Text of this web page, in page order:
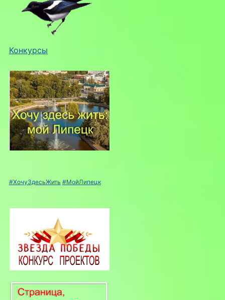
Конкурсы
#ХочуЗдесьЖить #МойЛипецк